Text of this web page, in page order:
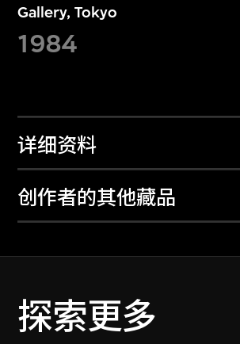
Gallery, Tokyo
1984
详细资料
创作者的其他藏品
探索更多